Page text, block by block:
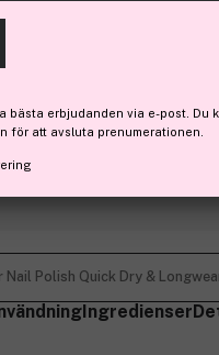
Nail Polish Quick
Nail Polish Quick Dry &
Ingredienser
bästa erbjudanden via e-post. Du
för att avsluta prenumerationen.